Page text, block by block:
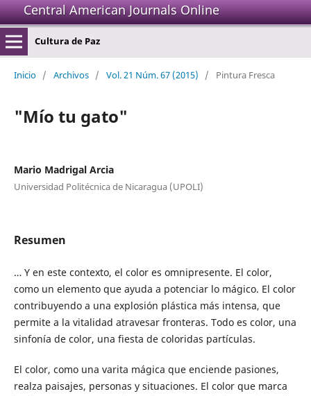
Central American Journals Online
Cultura de Paz
Inicio / Archivos / Vol. 21 Núm. 67 (2015) / Pintura Fresca
"Mío tu gato"
Mario Madrigal Arcia
Universidad Politécnica de Nicaragua (UPOLI)
Resumen
… Y en este contexto, el color es omnipresente. El color,
como un elemento que ayuda a potenciar lo mágico. El color
contribuyendo a una explosión plástica más intensa, que
permite a la vitalidad atravesar fronteras. Todo es color, una
sinfonía de color, una fiesta de coloridas partículas.
El color, como una varita mágica que enciende pasiones,
realza paisajes, personas y situaciones. El color que marca